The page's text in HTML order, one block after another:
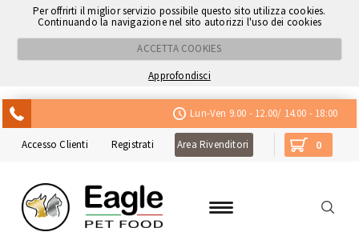
Per offrirti il miglior servizio possibile questo sito utilizza cookies.
Continuando la navigazione nel sito autorizzi l'uso dei cookies
ACCETTA COOKIES
Approfondisci
Lun-Ven 9.00 - 12.00/ 14.00 - 18:00
Accesso Clienti Registrati Area Rivenditori 0